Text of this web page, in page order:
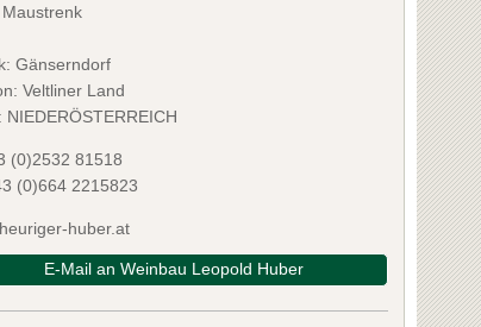
Gänserndorf
Veltliner Land
NIEDERÖSTERREICH
(0)2532 81518
(0)664 2215823
huber.at
E-Mail an Weinbau Leopold Huber